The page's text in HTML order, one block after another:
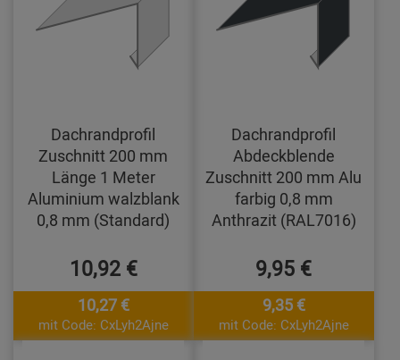
Dachrandprofil
Zuschnitt 200 mm
Länge 1 Meter
Aluminium walzblank
0,8 mm (Standard)
10,92 €
10,27 €
mit Code: CxLyh2Ajne
Dachrandprofil
Abdeckblende
Zuschnitt 200 mm Alu
farbig 0,8 mm
Anthrazit (RAL7016)
9,95 €
9,35 €
mit Code: CxLyh2Ajne